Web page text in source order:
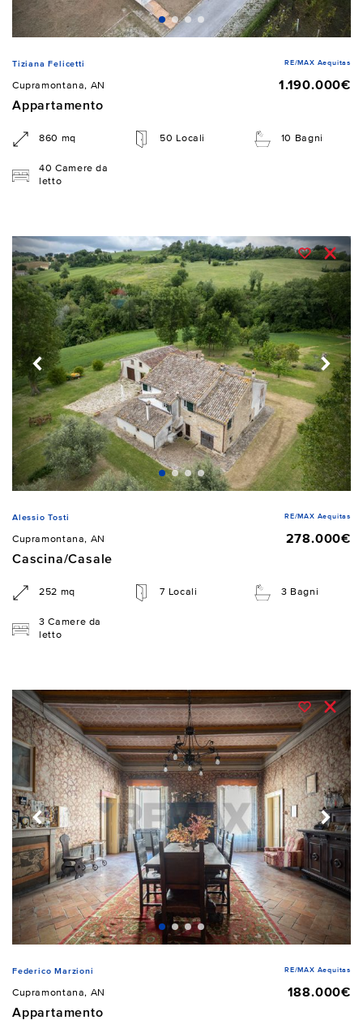
Tiziana Felicetti RE/MAX Aequitas
Cupramontana, AN
1.190.000€
Appartamento
860 mq 50 Locali 10 Bagni
40 Camere da
letto
Alessio Tosti RE/MAX Aequitas
Cupramontana, AN
278.000€
Cascina/Casale
252 mq 7 Locali 3 Bagni
3 Camere da
letto
Federico Marzioni RE/MAX Aequitas
Cupramontana, AN
188.000€
Appartamento